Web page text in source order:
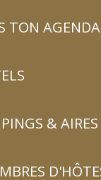
TON AGENDA
&
SAUVEUR
Sauveur